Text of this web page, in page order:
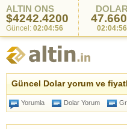
ALTIN ONS
$4242.4200
Güncel: 02:04:56
DOLAR
02:04:56
Güncel Dolar yorum ve
Yorumla Dolar Yorum